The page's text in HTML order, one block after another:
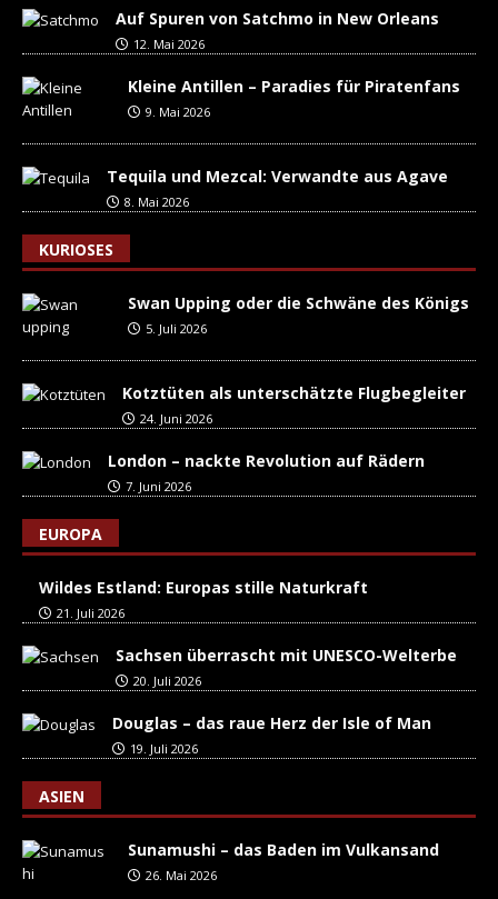
Auf Spuren von Satchmo in New Orleans
12. Mai 2026
Kleine Antillen – Paradies für Piratenfans
9. Mai 2026
Tequila und Mezcal: Verwandte aus Agave
8. Mai 2026
KURIOSES
Swan Upping oder die Schwäne des Königs
5. Juli 2026
Kotztüten als unterschätzte Flugbegleiter
24. Juni 2026
London – nackte Revolution auf Rädern
7. Juni 2026
EUROPA
Wildes Estland: Europas stille Naturkraft
21. Juli 2026
Sachsen überrascht mit UNESCO-Welterbe
20. Juli 2026
Douglas – das raue Herz der Isle of Man
19. Juli 2026
ASIEN
Sunamushi – das Baden im Vulkansand
26. Mai 2026